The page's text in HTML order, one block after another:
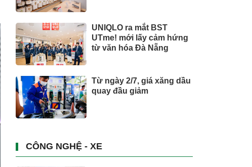
UNIQLO ra mắt BST
UTme! mới lấy cảm hứng
từ văn hóa Đà Nẵng
Từ ngày 2/7, giá xăng dầu
quay đầu giảm
CÔNG NGHỆ - XE